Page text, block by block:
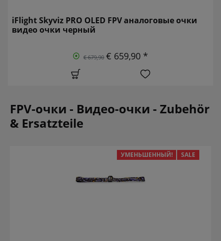
iFlight Skyviz PRO OLED FPV аналоговые очки
видео очки черный
€ 679,90 € 659,90 *
FPV-очки - Видео-очки - Zubehör
& Ersatzteile
УМЕНЬШЕННЫЙ! SALE